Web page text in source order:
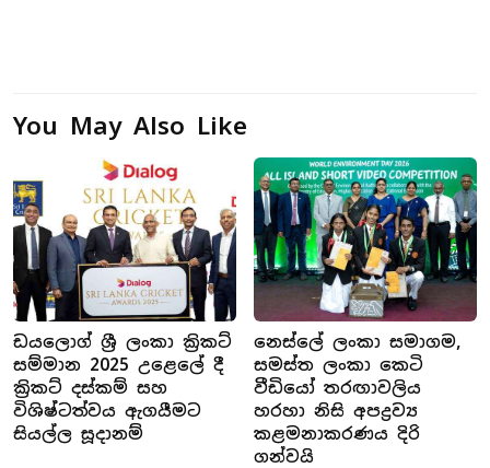
You May Also Like
ඩයලොග් ශ්‍රී ලංකා ක්‍රිකට්
සම්මාන 2025 උළෙලේ දී
ක්‍රිකට් දස්කම් සහ
විශිෂ්ටත්වය ඇගයීමට
සියල්ල සූදානම්
නෙස්ලේ ලංකා සමාගම,
සමස්ත ලංකා කෙටි
වීඩියෝ තරඟාවලිය
හරහා නිසි අපද්‍රව්‍ය
කළමනාකරණය දිරි
ගන්වයි